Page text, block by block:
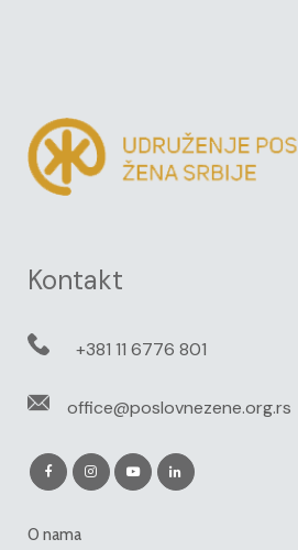
Kontakt
+381 11 6776 801
office@poslovnezene.org.rs
O nama